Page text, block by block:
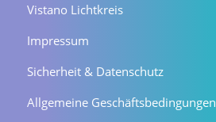
Vistano Lichtkreis
Impressum
Sicherheit & Datenschutz
Allgemeine Geschäftsbedingungen